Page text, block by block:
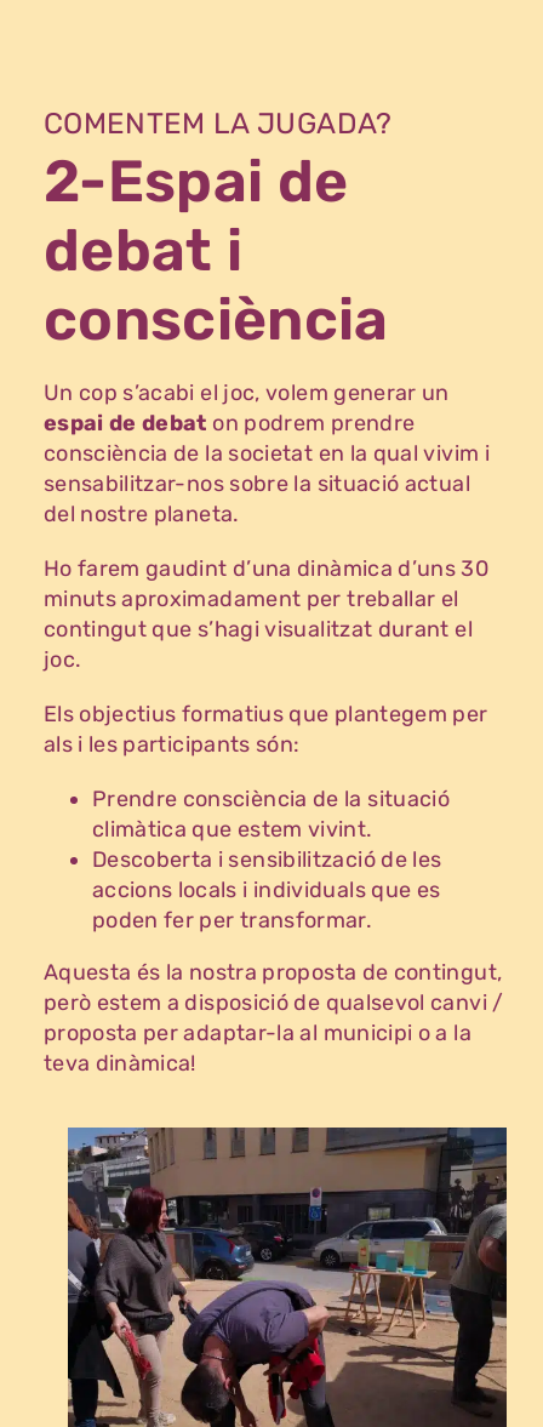
COMENTEM LA JUGADA?
2-Espai de
debat i
consciència
Un cop s’acabi el joc, volem generar un
espai de debat on podrem prendre
consciència de la societat en la qual vivim i
sensabilitzar-nos sobre la situació actual
del nostre planeta.
Ho farem gaudint d’una dinàmica d’uns 30
minuts aproximadament per treballar el
contingut que s’hagi visualitzat durant el
joc.
Els objectius formatius que plantegem per
als i les participants són:
Prendre consciència de la situació
climàtica que estem vivint.
Descoberta i sensibilització de les
accions locals i individuals que es
poden fer per transformar.
Aquesta és la nostra proposta de contingut,
però estem a disposició de qualsevol canvi /
proposta per adaptar-la al municipi o a la
teva dinàmica!